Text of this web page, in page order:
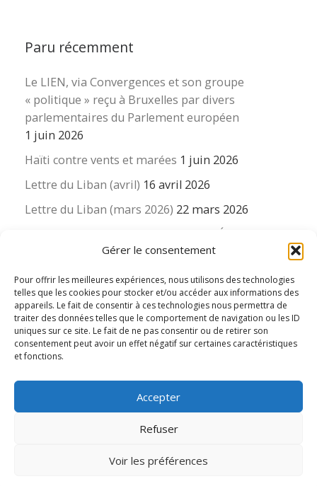
Gérer le consentement
Pour offrir les meilleures expériences, nous utilisons des technologies
telles que les cookies pour stocker et/ou accéder aux informations des
appareils. Le fait de consentir à ces technologies nous permettra de
traiter des données telles que le comportement de navigation ou les ID
uniques sur ce site. Le fait de ne pas consentir ou de retirer son
consentement peut avoir un effet négatif sur certaines caractéristiques
et fonctions.
Accepter
Refuser
Voir les préférences
Paru récemment
Le LIEN, via Convergences et son groupe
« politique » reçu à Bruxelles par divers
parlementaires du Parlement européen
1 juin 2026
Haïti contre vents et marées 1 juin 2026
Lettre du Liban (avril) 16 avril 2026
Lettre du Liban (mars 2026) 22 mars 2026
La revue « Educateur » décapitée ? L’Éducation
nouvelle et ses liens avec la revue du Syndicat
16 mars 2026
© 2026
– Tous
droits réservés